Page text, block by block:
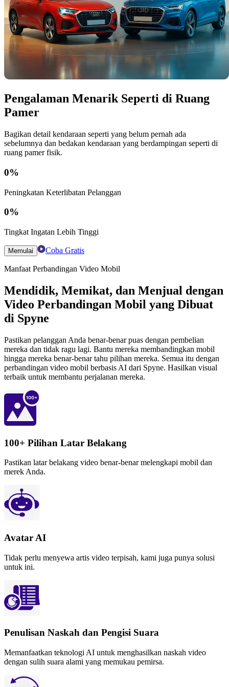
Pengalaman Menarik Seperti di Ruang
Pamer
Bagikan detail kendaraan seperti yang belum pernah ada
sebelumnya dan bedakan kendaraan yang berdampingan seperti di
ruang pamer fisik.
0%
Peningkatan Keterlibatan Pelanggan
0%
Tingkat Ingatan Lebih Tinggi
Memulai Coba Gratis
Manfaat Perbandingan Video Mobil
Mendidik, Memikat, dan Menjual dengan
Video Perbandingan Mobil yang Dibuat
di Spyne
Pastikan pelanggan Anda benar-benar puas dengan pembelian
mereka dan tidak ragu lagi. Bantu mereka membandingkan mobil
hingga mereka benar-benar tahu pilihan mereka. Semua itu dengan
perbandingan video mobil berbasis AI dari Spyne. Hasilkan visual
terbaik untuk membantu perjalanan mereka.
100+ Pilihan Latar Belakang
Pastikan latar belakang video benar-benar melengkapi mobil dan
merek Anda.
Avatar AI
Tidak perlu menyewa artis video terpisah, kami juga punya solusi
untuk ini.
Penulisan Naskah dan Pengisi Suara
Memanfaatkan teknologi AI untuk menghasilkan naskah video
dengan sulih suara alami yang memukau pemirsa.